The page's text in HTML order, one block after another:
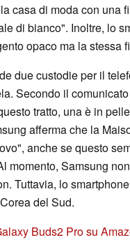
casa di moda con una
di bianco". Inoltre, lo
opaco ma la stessa
due custodie per il
Secondo il
tratto, una è in
afferma che la
anche se questo
momento, Samsung
Tuttavia, lo
del Sud.
Buds2 Pro su